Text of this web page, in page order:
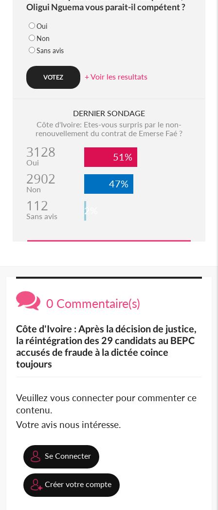
Oligui Nguema vous parait-il compétent ?
Oui
Non
Sans avis
+ Voir les resultats
DERNIER SONDAGE
Côte d'Ivoire: Etes-vous surpris par le non-
renouvellement du contrat de Emerse Faé ?
3128
Oui 51%
2902
Non 47%
112
Sans avis 2%
0 Commentaire(s)
Côte d'Ivoire : Après la décision de justice,
la réintégration des 29 candidats au BEPC
accusés de fraude à la dictée coince
toujours
Veuillez vous connecter pour commenter ce
contenu.
Votre avis nous intéresse.
Se Connecter
Créer votre compte